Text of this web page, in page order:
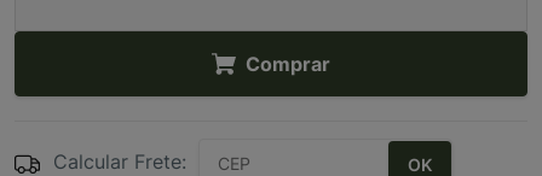
Comprar
Calcular Frete: OK